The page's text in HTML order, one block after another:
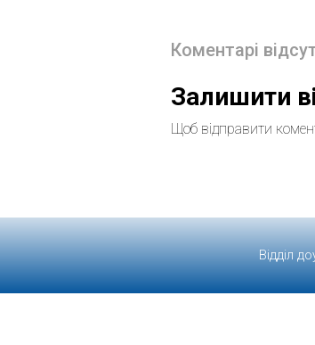
Коментарі
Залишити
Щоб відправити
Відділ